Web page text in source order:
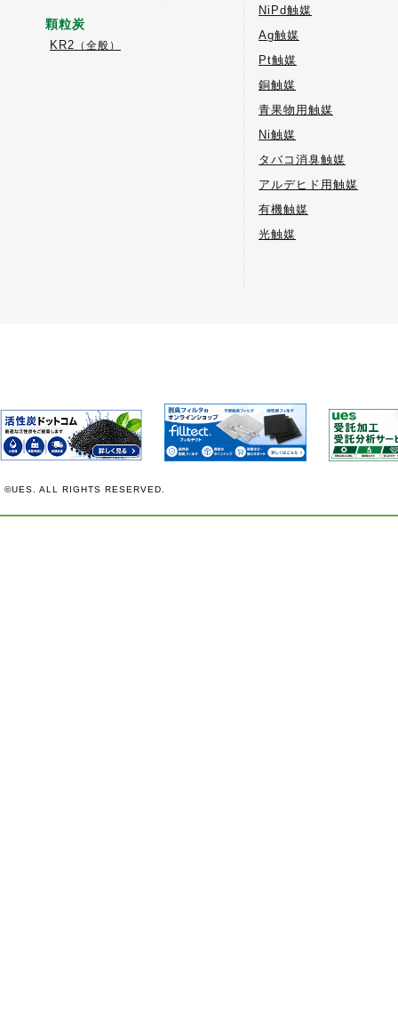
顆粒炭
KR2 （全般）
NiPd触媒
Ag触媒
Pt触媒
銅触媒
青果物用触媒
Ni触媒
タバコ消臭触媒
アルデヒド用触媒
有機触媒
光触媒
©UES. ALL RIGHTS RESERVED.